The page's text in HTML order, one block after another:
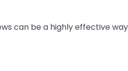
can be a highly effective